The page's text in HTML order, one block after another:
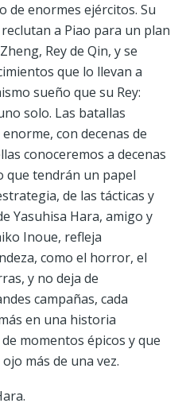
de enormes ejércitos. Su
a Piao para un plan
Rey de Qin, y se
que lo llevan a
sueño que su Rey:
solo. Las batallas
con decenas de
conoceremos a decenas
que tendrán un papel
de las tácticas y
Yasuhisa Hara, amigo y
Inoue, refleja
como el horror, el
y no deja de
campañas, cada
en una historia
momentos épicos y que
más de una vez.